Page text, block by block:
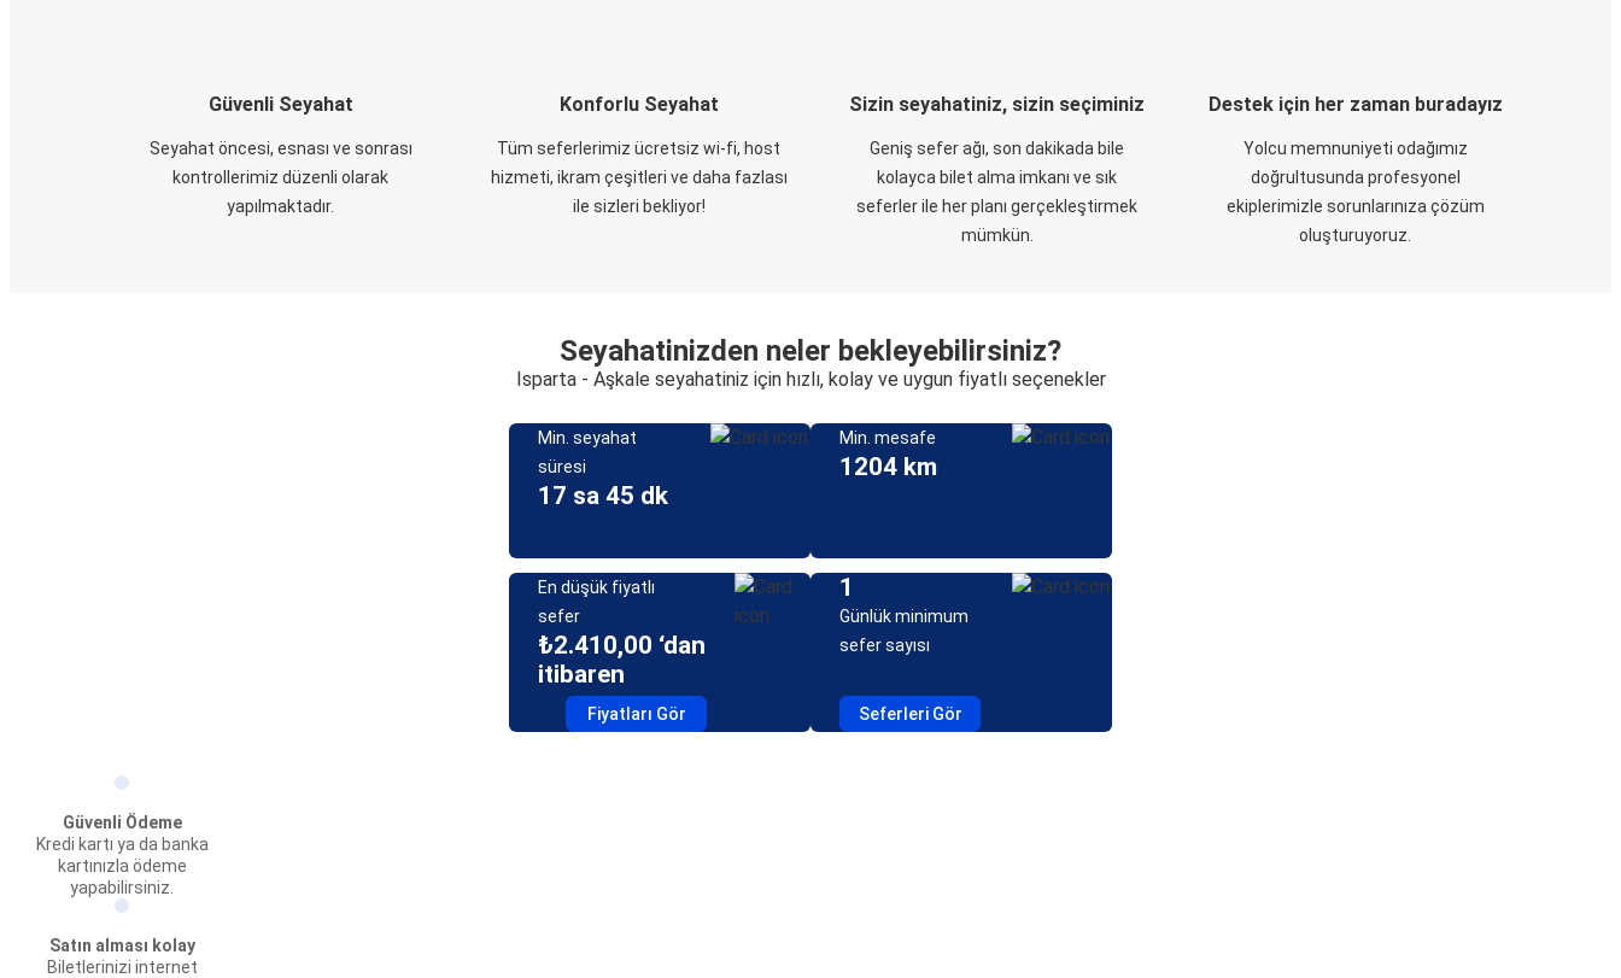
Güvenli Seyahat
Seyahat öncesi, esnası ve sonrası
kontrollerimiz düzenli olarak
yapılmaktadır.
Konforlu Seyahat
Tüm seferlerimiz ücretsiz wi-fi, host
hizmeti, ikram çeşitleri ve daha fazlası
ile sizleri bekliyor!
Sizin seyahatiniz, sizin seçiminiz
Geniş sefer ağı, son dakikada bile
kolayca bilet alma imkanı ve sık
seferler ile her planı gerçekleştirmek
mümkün.
Destek için her zaman buradayız
Yolcu memnuniyeti odağımız
doğrultusunda profesyonel
ekiplerimizle sorunlarınıza çözüm
oluşturuyoruz.
Seyahatinizden neler bekleyebilirsiniz?
Isparta - Aşkale seyahatiniz için hızlı, kolay ve uygun fiyatlı seçenekler
Min. seyahat
süresi
17 sa 45 dk
Min. mesafe
1204 km
En düşük fiyatlı
sefer
₺2.410,00 ‘dan
itibaren
Fiyatları Gör
1
Günlük minimum
sefer sayısı
Seferleri Gör
Güvenli Ödeme
Kredi kartı ya da banka
kartınızla ödeme
yapabilirsiniz.
Satın alması kolay
Biletlerinizi internet